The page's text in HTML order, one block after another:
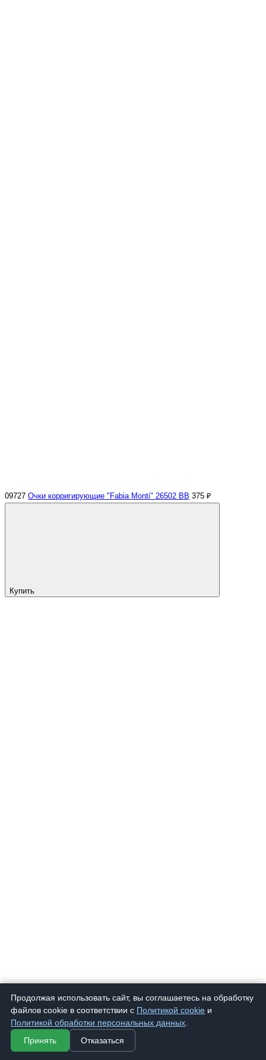
09727 Очки корригирующие "Fabia Monti" 26502 ВВ 375 ₽
Купить
Продолжая использовать сайт, вы соглашаетесь на обработку
файлов cookie в соответствии с Политикой cookie и
Политикой обработки персональных данных
Принять
Отказаться